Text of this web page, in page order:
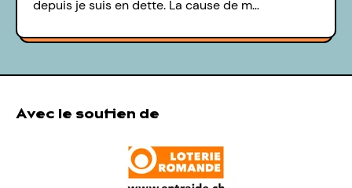
depuis je suis en dette. La cause de m…
Avec le soutien de